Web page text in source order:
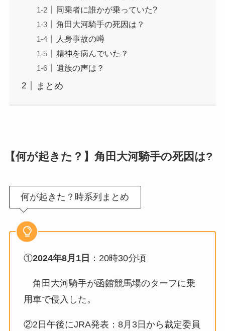
同乗者に誰かが乗っていた?
角田大河騎手の死因は？
人身事故の噂
精神を病んでいた？
遺族の声は？
まとめ
【何が起きた？】角田大河騎手の死因は?
何が起きた？時系列まとめ
①2024年8月1日 ：20時30分頃
角田大河騎手が函館競馬場のターフに乗
用車で侵入した。
②2日午後にJRA発表：8月3日から裁定委員